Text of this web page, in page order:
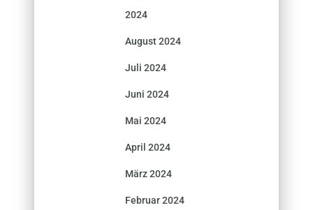
2024
August 2024
Juli 2024
Juni 2024
Mai 2024
April 2024
März 2024
Februar 2024